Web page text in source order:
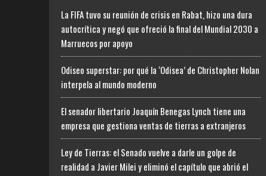
La FIFA tuvo su reunión de crisis en Rabat, hizo una dura
autocrítica y negó que ofreció la final del Mundial 2030 a
Marruecos por apoyo
Odiseo superstar: por qué la ‘Odisea’ de Christopher Nolan
interpela al mundo moderno
El senador libertario Joaquín Benegas Lynch tiene una
empresa que gestiona ventas de tierras a extranjeros
Ley de Tierras: el Senado vuelve a darle un golpe de
realidad a Javier Milei y eliminó el capítulo que abrió el